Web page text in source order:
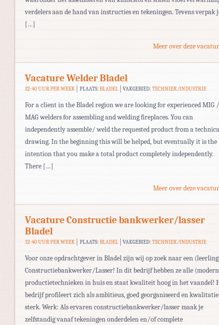
verdelers aan de hand van instructies en tekeningen. Tevens verpak
[…]
Meer over deze
Vacature Welder Bladel
32-40 UUR PER WEEK PLAATS: BLADEL VAKGEBIED:TECHNIEK/INDUSTRIE
For a client in the Bladel region we are looking for experienced MIG /
MAG welders for assembling and welding fireplaces. You can
independently assemble/ weld the requested product from a
drawing. In the beginning this will be helped, but eventually it is the
intention that you make a total product completely independently.
There […]
Meer over deze
Vacature Constructie bankwerker/lasser
Bladel
32-40 UUR PER WEEK PLAATS: BLADEL VAKGEBIED:TECHNIEK/INDUSTRIE
Voor onze opdrachtgever in Bladel zijn wij op zoek naar een
Constructiebankwerker/Lasser! In dit bedrijf hebben ze alle
productietechnieken in huis en staat kwaliteit hoog in het vaandel!
bedrijf profileert zich als ambitieus, goed georganiseerd en
sterk. Werk: Als ervaren constructiebankwerker/lasser maak je
zelfstandig vanaf tekeningen onderdelen en/of complete